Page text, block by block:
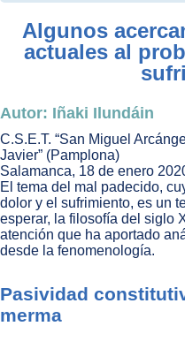
Algunos
actuales al
Autor: Iñaki Ilundáin
C.S.E.T. “San Miguel
Javier” (Pamplona)
Salamanca, 18 de enero
El tema del mal padecido,
dolor y el sufrimiento, es un
esperar, la filosofía del siglo
atención que ha aportado
desde la fenomenología.
Pasividad
merma